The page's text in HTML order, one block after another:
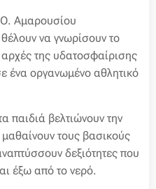
Αμαρουσίου
να γνωρίσουν το
της υδατοσφαίρισης
ένα οργανωμένο αθλητικό
παιδιά βελτιώνουν την
τους βασικούς
δεξιότητες που
έξω από το νερό.